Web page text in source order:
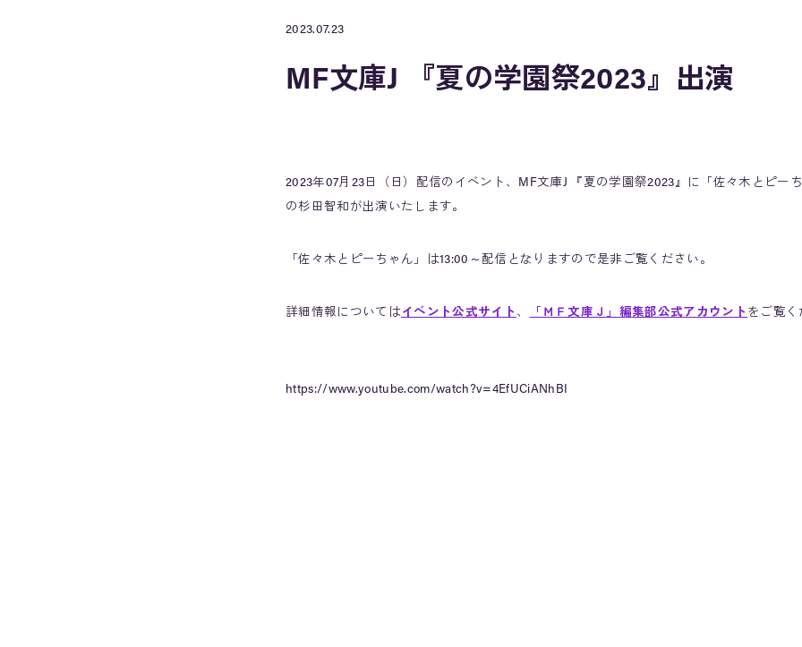
2023.07.23
MF文庫J 『夏の学園祭2023』出演
2023年07月23日（日）配信のイベント、MF文庫J 『夏の学園祭2023』に「佐々木とピー
の杉田智和が出演いたします。
「佐々木とピーちゃん」は13:00～配信となりますので是非ご覧ください。
詳細情報についてはイベント公式サイト 、 「ＭＦ文庫Ｊ」編集部公式アカウント をご覧く
https://www.youtube.com/watch?v=4EfUCiANhBI